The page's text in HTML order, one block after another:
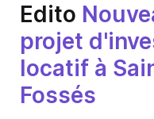
Edito
projet
locatif à
Fossés